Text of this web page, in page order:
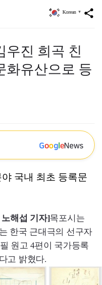
share
Korean ▼
우진 희곡 친
화유산으로 등
GoogleNews
국내 최초 등록문
해섭 기자]목포시는
한국 근대극의 선구자
원고 4편이 국가등록
고 밝혔다.